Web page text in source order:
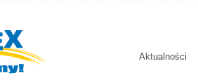
Aktualności